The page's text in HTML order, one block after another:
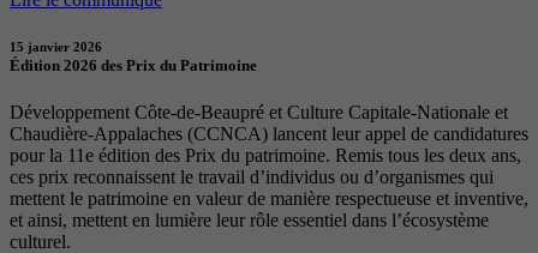
15 janvier 2026
Édition 2026 des Prix du Patrimoine
Développement Côte-de-Beaupré et Culture Capitale-Nationale et
Chaudière-Appalaches (CCNCA) lancent leur appel de candidatures
pour la 11e édition des Prix du patrimoine. Remis tous les deux ans,
ces prix reconnaissent le travail d’individus ou d’organismes qui
mettent le patrimoine en valeur de manière respectueuse et inventive,
et ainsi, mettent en lumière leur rôle essentiel dans l’écosystème
culturel.